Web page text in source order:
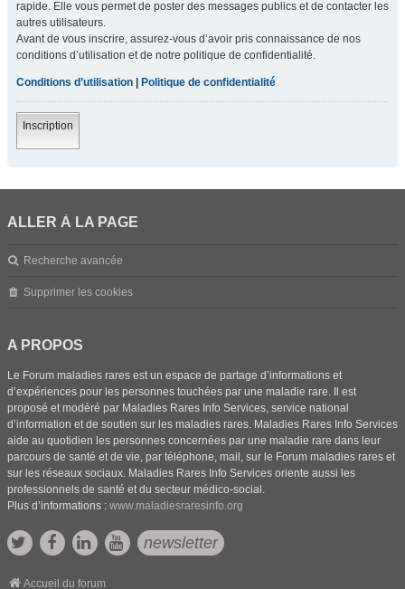
rapide. Elle vous permet de poster des messages publics et de contacter les
autres utilisateurs.
Avant de vous inscrire, assurez-vous d’avoir pris connaissance de nos
conditions d’utilisation et de notre politique de confidentialité.
Conditions d’utilisation Politique de confidentialité
Inscription
ALLER À LA PAGE
Recherche avancée
Supprimer les cookies
A PROPOS
Le Forum maladies rares est un espace de partage d’informations et
d’expériences pour les personnes touchées par une maladie rare. Il est
proposé et modéré par Maladies Rares Info Services, service national
d’information et de soutien sur les maladies rares. Maladies Rares Info Services
aide au quotidien les personnes concernées par une maladie rare dans leur
parcours de santé et de vie, par téléphone, mail, sur le Forum maladies rares et
sur les réseaux sociaux. Maladies Rares Info Services oriente aussi les
professionnels de santé et du secteur médico-social.
Plus d’informations : www.maladiesraresinfo.org
newsletter
Accueil du forum